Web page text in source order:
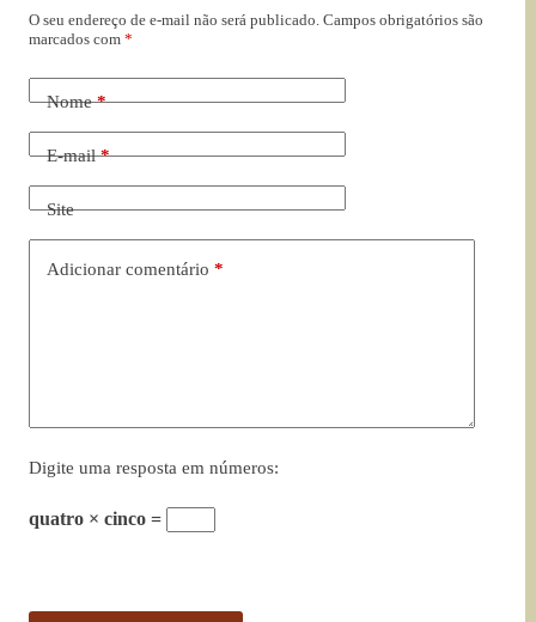
O seu endereço de e-mail não será publicado. Campos obrigatórios são
marcados com *
Nome*
E-mail*
Site
Adicionar comentário *
Digite uma resposta em números:
quatro × cinco =